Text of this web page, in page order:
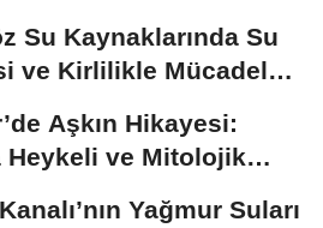
Su Kaynaklarında Su
ve Kirlilikle Mücadele:
Aşkın Hikayesi:
Heykeli ve Mitolojik
Yağmur Suları